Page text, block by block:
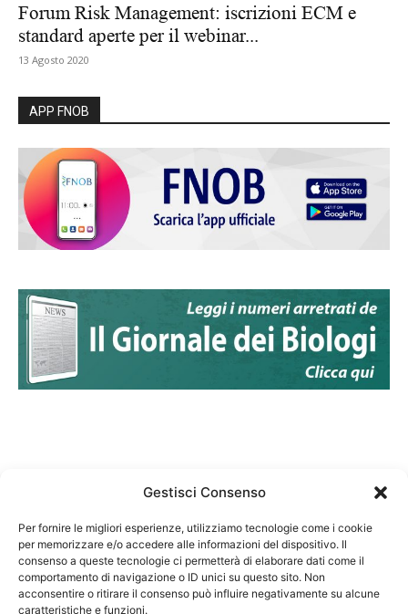
Gestisci Consenso
Per fornire le migliori esperienze, utilizziamo tecnologie come i cookie
per memorizzare e/o accedere alle informazioni del dispositivo. Il
consenso a queste tecnologie ci permetterà di elaborare dati come il
comportamento di navigazione o ID unici su questo sito. Non
acconsentire o ritirare il consenso può influire negativamente su alcune
caratteristiche e funzioni.
Forum Risk Management: iscrizioni ECM e
standard aperte per il webinar...
13 Agosto 2020
APP FNOB
Federazione Nazionale Degli Ordini dei Biologi:
codice fiscale 80069130583
Responsabile sito internet www.fnob.it: Vincenzo